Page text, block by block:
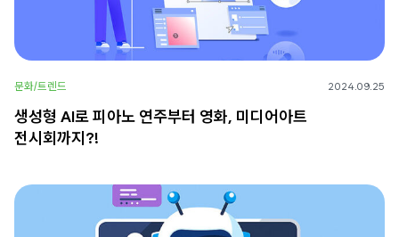
문화/트렌드 2024.09.25
생성형 AI로 피아노 연주부터 영화, 미디어아트
전시회까지?!